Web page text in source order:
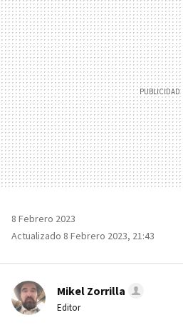
8 Febrero 2023
Actualizado 8 Febrero 2023, 21:43
Mikel Zorrilla
Editor